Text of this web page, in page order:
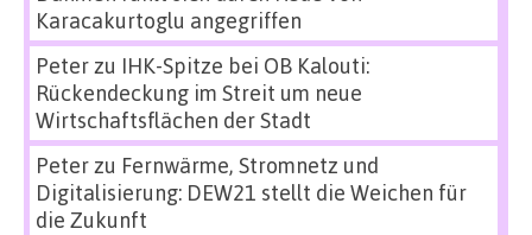
Karacakurtoglu angegriffen
Peterzu IHK-Spitze bei OB Kalouti:
Rückendeckung im Streit um neue
Wirtschaftsflächen der Stadt
Peterzu Fernwärme, Stromnetz und
Digitalisierung: DEW21 stellt die Weichen für
die Zukunft